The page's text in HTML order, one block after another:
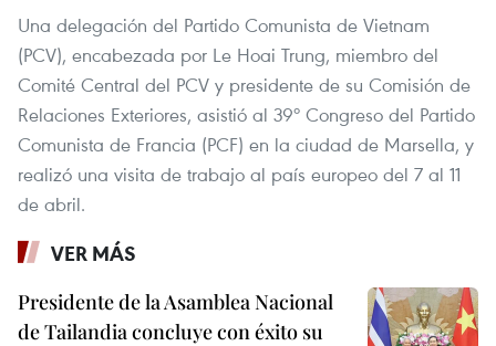
Una delegación del Partido Comunista de Vietnam
(PCV), encabezada por Le Hoai Trung, miembro del
Comité Central del PCV y presidente de su Comisión de
Relaciones Exteriores, asistió al 39º Congreso del Partido
Comunista de Francia (PCF) en la ciudad de Marsella, y
realizó una visita de trabajo al país europeo del 7 al 11
de abril.
VER MÁS
Presidente de la Asamblea Nacional
de Tailandia concluye con éxito su